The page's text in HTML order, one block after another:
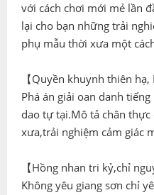
với cách chơi mới mẻ lần
lại cho bạn những trải
phụ mẫu thời xưa một
【Quyền khuynh thiên
Phá án giải oan danh
dao tự tại.Mô tả chân thực
xưa,trải nghiệm cảm giác
【Hồng nhan tri kỷ,chỉ
Không yêu giang sơn chỉ